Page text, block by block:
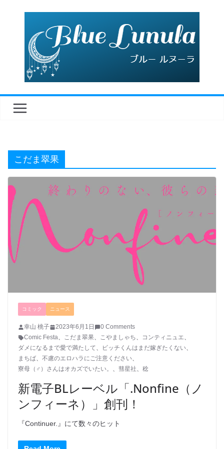
こだま翠果
コミック ニュース
幸山 桃子 2023年6月1日
0 Comments
Comic Festa、 こだま翠果、 こやましゃち、 コンティニュエ、
ダメになるまで愛で満たして、 ビッチくんはまだ嫁ぎたくない、
まちば、 不慮のエロハラにご注意ください、
寮母（♂）さんはオカズでいたい。 、 彗星社、 稔
新電子BLレーベル「.Nonfine（ノ
ンフィーネ）」創刊！
『Continuer.』にて数々のヒット